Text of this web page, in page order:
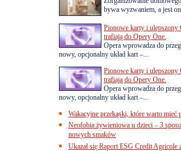
bywa wyzwaniem, a jest
Pionowe karty i ulepszony
trafiają do Opery One.
Opera wprowadza do
nowy, opcjonalny układ kart –...
Pionowe karty i ulepszony
trafiają do Opery One.
Opera wprowadza do
nowy, opcjonalny układ kart –...
Wakacyjne przekąski, które warto mieć
Neofobia żywieniowa u dzieci – 3
nowych smaków
Ukazał się Raport ESG Credit Agricole